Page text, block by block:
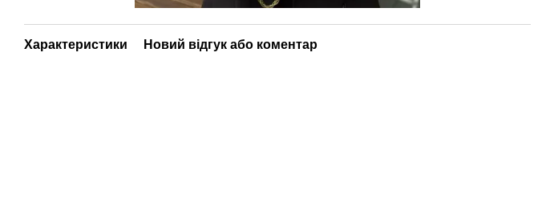
Характеристики Новий відгук або коментар